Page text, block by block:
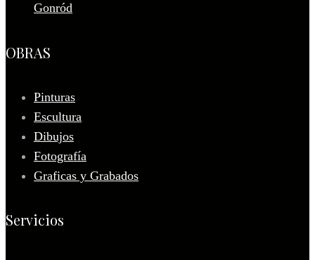
Gonród
OBRAS
Pinturas
Escultura
Dibujos
Fotografía
Graficas y Grabados
Servicios